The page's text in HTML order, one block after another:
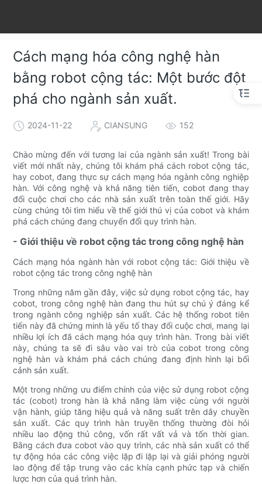
Cách mạng hóa công nghệ hàn
bằng robot cộng tác: Một bước đột
phá cho ngành sản xuất.
2024-11-22 CIANSUNG 152
Chào mừng đến với tương lai của ngành sản xuất! Trong bài
viết mới nhất này, chúng tôi khám phá cách robot cộng tác,
hay cobot, đang thực sự cách mạng hóa ngành công nghiệp
hàn. Với công nghệ và khả năng tiên tiến, cobot đang thay
đổi cuộc chơi cho các nhà sản xuất trên toàn thế giới. Hãy
cùng chúng tôi tìm hiểu về thế giới thú vị của cobot và khám
phá cách chúng đang chuyển đổi quy trình hàn.
- Giới thiệu về robot cộng tác trong công nghệ hàn
Cách mạng hóa ngành hàn với robot cộng tác: Giới thiệu về
robot cộng tác trong công nghệ hàn
Trong những năm gần đây, việc sử dụng robot cộng tác, hay
cobot, trong công nghệ hàn đang thu hút sự chú ý đáng kể
trong ngành công nghiệp sản xuất. Các hệ thống robot tiên
tiến này đã chứng minh là yếu tố thay đổi cuộc chơi, mang lại
nhiều lợi ích đã cách mạng hóa quy trình hàn. Trong bài viết
này, chúng ta sẽ đi sâu vào vai trò của cobot trong công
nghệ hàn và khám phá cách chúng đang định hình lại bối
cảnh sản xuất.
Một trong những ưu điểm chính của việc sử dụng robot cộng
tác (cobot) trong hàn là khả năng làm việc cùng với người
vận hành, giúp tăng hiệu quả và năng suất trên dây chuyền
sản xuất. Các quy trình hàn truyền thống thường đòi hỏi
nhiều lao động thủ công, vốn rất vất vả và tốn thời gian.
Bằng cách đưa cobot vào quy trình, các nhà sản xuất có thể
tự động hóa các công việc lặp đi lặp lại và giải phóng người
lao động để tập trung vào các khía cạnh phức tạp và chiến
lược hơn của quá trình hàn.